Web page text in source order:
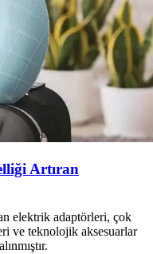
Artıran
elektrik adaptörleri, çok
ve teknolojik aksesuarlar